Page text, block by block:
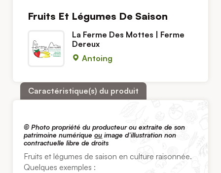
Fruits Et Légumes De Saison
La Ferme Des Mottes | Ferme
Dereux
Antoing
Caractéristique(s) du produit
© Photo propriété du producteur ou extraite de son
patrimoine numériqueou image d’illustration non
contractuelle libre de droits
Fruits et légumes de saison en culture raisonnée.
Quelques exemples :